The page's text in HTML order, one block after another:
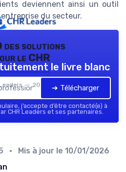
deviennent ainsi un outil
du secteur.
des solutions
le CHR
— 2026
le livre blanc
➔ Télécharger
j’accepte d’être contacté(e) à
CHR Leaders et ses partenaires.
• Mis à jour le 10/01/2026